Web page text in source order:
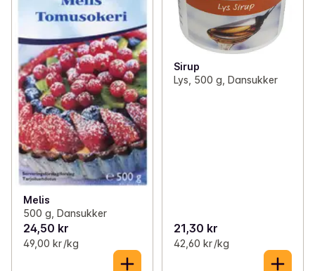
Melis
500 g, Dansukker
24,50 kr
49,00 kr /kg
Sirup
Lys, 500 g, Dansukker
21,30 kr
42,60 kr /kg